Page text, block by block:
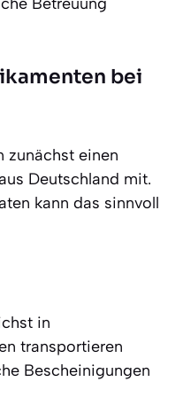
bei
zunächst einen
Deutschland mit.
kann das sinnvoll
in
transportieren
Bescheinigungen